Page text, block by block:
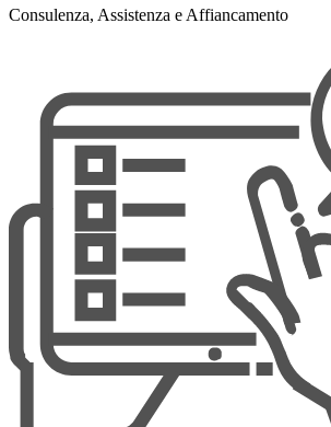
Consulenza, Assistenza e Affiancamento